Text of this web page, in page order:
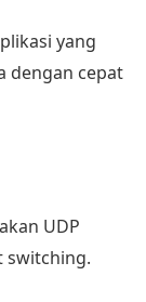
yang
dengan cepat
UDP
switching.